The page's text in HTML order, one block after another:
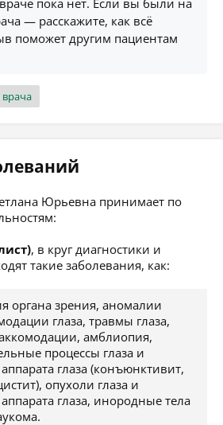
пока нет. Если вы были на
— расскажите, как всё
поможет другим пациентам
Юрьевна принимает по
, в круг диагностики и
такие заболевания, как:
органа зрения, аномалии
глаза, травмы глаза,
амблиопия,
процессы глаза и
глаза (конъюнктивит,
опухоли глаза и
глаза, инородные тела